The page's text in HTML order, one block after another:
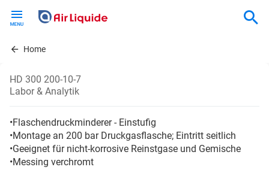
contentHome
HD 300 200-10-7
Labor & Analytik
•Flaschendruckminderer - Einstufig
•Montage an 200 bar Druckgasflasche; Eintritt seitlich
•Geeignet für nicht-korrosive Reinstgase und Gemische
•Messing verchromt